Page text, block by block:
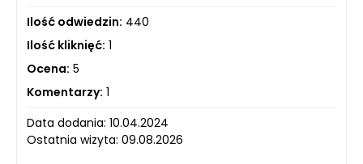
Ilość odwiedzin: 440
Ilość kliknięć: 1
Ocena: 5
Komentarzy: 1
Data dodania: 10.04.2024
Ostatnia wizyta: 09.08.2026